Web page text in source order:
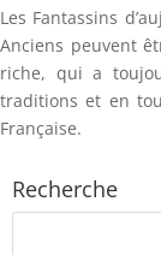
Les Fantassins
Anciens peuvent
riche, qui a
traditions et en
Française.
Recherche